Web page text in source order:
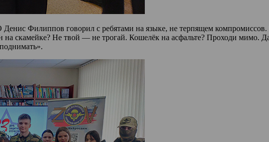
Филиппов говорил с ребятами на языке, не терпящем компромиссов.
на скамейке? Не твой — не трогай. Кошелёк на асфальте? Проходи мимо.